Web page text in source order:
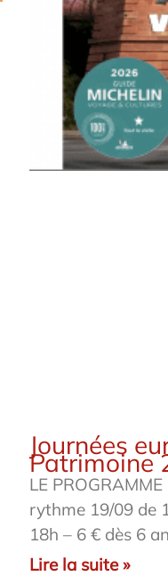
Journées
Patrimoine
LE
rythme 19/09 de
18h – 6 € dès 6
Lire la suite »